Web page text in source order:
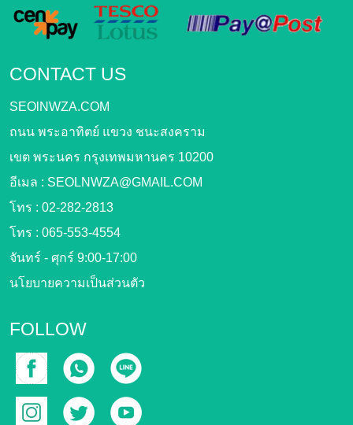
CONTACT US
SEOlNWZA.COM
ถนน พระอาทิตย์ แขวง ชนะสงคราม
เขต พระนคร กรุงเทพมหานคร 10200
อีเมล : SEOLNWZA@GMAIL.COM
โทร : 02-282-2813
โทร : 065-553-4554
จันทร์ - ศุกร์ 9:00-17:00
นโยบายความเป็นส่วนตัว
FOLLOW